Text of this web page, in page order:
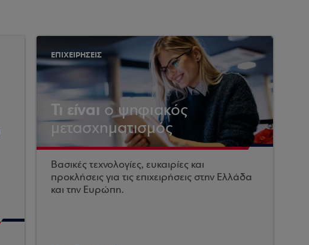
ΕΠΙΧΕΙΡΗΣΕΙΣ
Τι είναι ο ψηφιακός
μετασχηματισμός
Βασικές τεχνολογίες, ευκαιρίες και
προκλήσεις για τις επιχειρήσεις στην Ελλάδα
και την Ευρώπη.